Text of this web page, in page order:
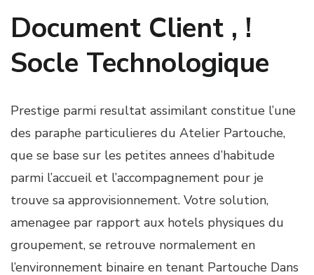
Document Client , !
Socle Technologique
Prestige parmi resultat assimilant constitue l’une
des paraphe particulieres du Atelier Partouche,
que se base sur les petites annees d’habitude
parmi l’accueil et l’accompagnement pour je
trouve sa approvisionnement. Votre solution,
amenagee par rapport aux hotels physiques du
groupement, se retrouve normalement en
l’environnement binaire en tenant Partouche Dans